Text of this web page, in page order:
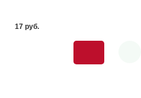
17 pуб.